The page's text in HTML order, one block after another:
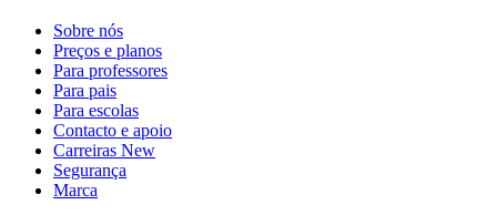
Sobre nós
Preços e planos
Para professores
Para pais
Para escolas
Contacto e apoio
Carreiras New
Segurança
Marca